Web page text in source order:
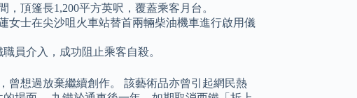
頂篷長1,200平方英呎，覆蓋乘客月台。
女士在尖沙咀火車站替首兩輛柴油機車進行啟用儀
員介入，成功阻止乘客自殺。
曾想過放棄繼續創作。 該藝術品亦曾引起網民熱